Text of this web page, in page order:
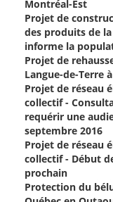
Montréal-Est
Projet de
des produits de la
informe la
Projet de
Langue-de-Terre
Projet de réseau
collectif -
requérir une
septembre 2016
Projet de réseau
collectif - Début
prochain
Protection du